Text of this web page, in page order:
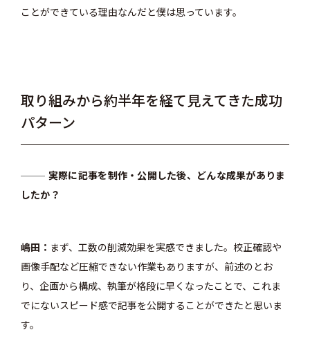
ことができている理由なんだと僕は思っています。
取り組みから約半年を経て見えてきた成功
パターン
実際に記事を制作・公開した後、どんな成果がありま
したか？
嶋田
まず、工数の削減効果を実感できました。校正確認や
画像手配など圧縮できない作業もありますが、前述のとお
り、企画から構成、執筆が格段に早くなったことで、これま
でにないスピード感で記事を公開することができたと思いま
す。